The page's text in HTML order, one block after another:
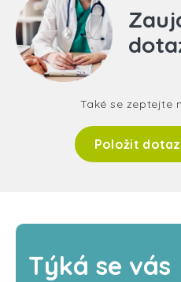
Také se zeptejte
Položit
Týká se vás